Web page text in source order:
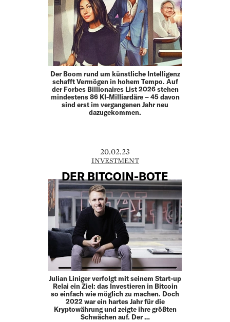
Der Boom rund um künstliche Intelligenz
schafft Vermögen in hohem Tempo. Auf
der Forbes Billionaires List 2026 stehen
mindestens 86 KI-Milliardäre – 45 davon
sind erst im vergangenen Jahr neu
dazugekommen.
20.02.23
INVESTMENT
DER BITCOIN-BOTE
Julian Liniger verfolgt mit seinem Start-up
Relai ein Ziel: das Investieren in Bitcoin
so einfach wie möglich zu machen. Doch
2022 war ein hartes Jahr für die
Kryptowährung und zeigte ihre größten
Schwächen auf. Der …